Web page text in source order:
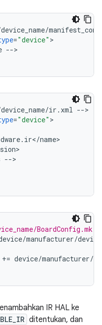
device_name/
="device" >
-->
device_name/ir . xml -->
="device" >
. ir</name>
>
-->
BoardConfig.mk
/manufacturer/
+= device/manufacturer/
IR HAL ke
ditentukan, dan